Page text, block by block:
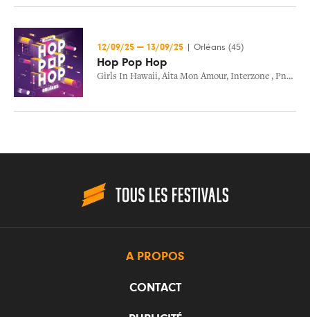
12/09/25 — 13/09/25 Orléans (45)
Hop Pop Hop
Girls In Hawaii, Aita Mon Amour, Interzone , Pneu
A PROPOS
CONTACT